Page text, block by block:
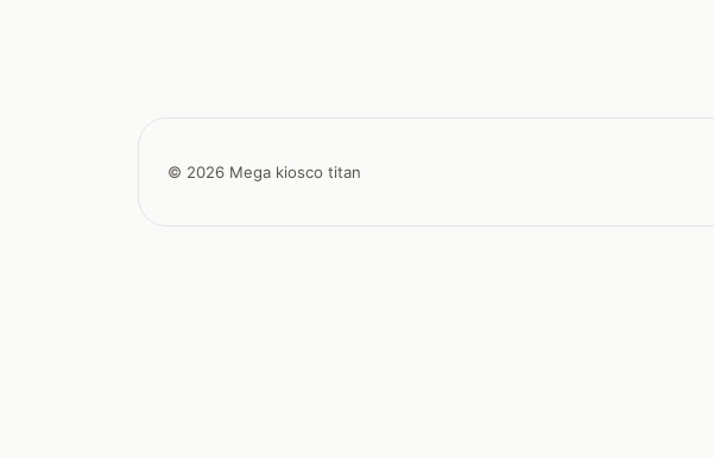
© 2026 Mega kiosco titan